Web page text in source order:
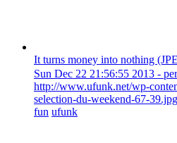
It turns money into nothing
Sun Dec 22 21:56:55 2013 -
http://www.ufunk.net/wp-
selection-du-weekend-67-39.jpg
fun ufunk